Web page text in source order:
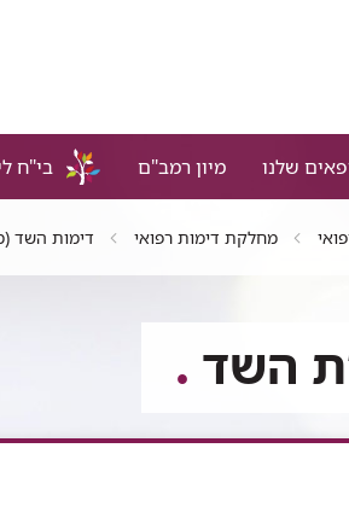
שלנו מיון רמב"ם בי"ח
מחלקת דימות רפואי דימות השד
השד